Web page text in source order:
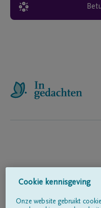
Cookie kennisgeving
Onze website gebruikt